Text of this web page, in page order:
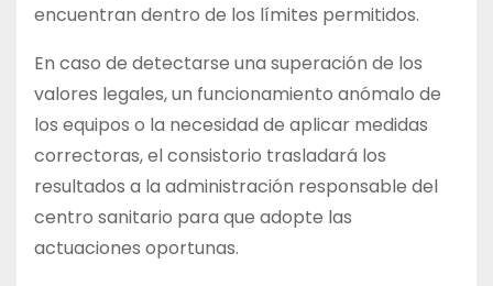
encuentran dentro de los límites permitidos.
En caso de detectarse una superación de los
valores legales, un funcionamiento anómalo de
los equipos o la necesidad de aplicar medidas
correctoras, el consistorio trasladará los
resultados a la administración responsable del
centro sanitario para que adopte las
actuaciones oportunas.